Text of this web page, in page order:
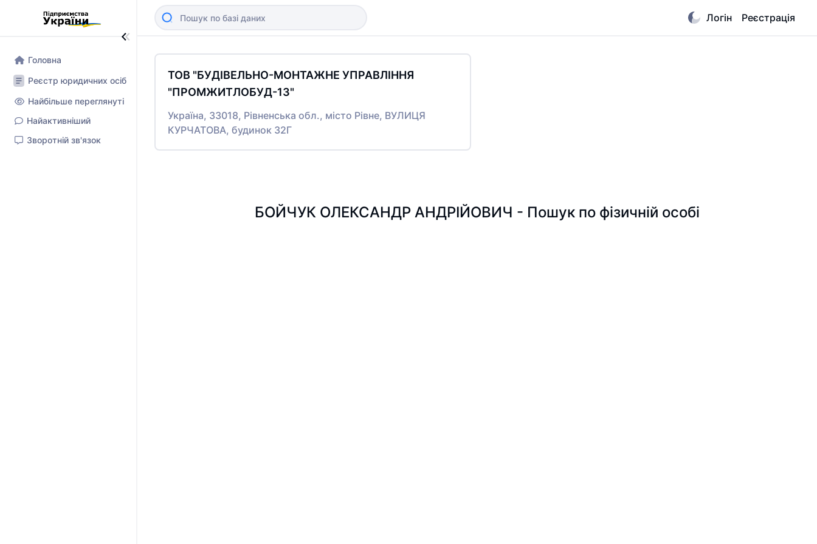
Головна
Реєстр юридичних осіб
Найбільше переглянуті
Найактивніший
Зворотній зв'язок
Логін Реєстрація
ТОВ "БУДІВЕЛЬНО-МОНТАЖНЕ УПРАВЛІННЯ
"ПРОМЖИТЛОБУД-13"
Україна, 33018, Рівненська обл., місто Рівне, ВУЛИЦЯ
КУРЧАТОВА, будинок 32Г
БОЙЧУК ОЛЕКСАНДР АНДРІЙОВИЧ - Пошук по фізичній особі